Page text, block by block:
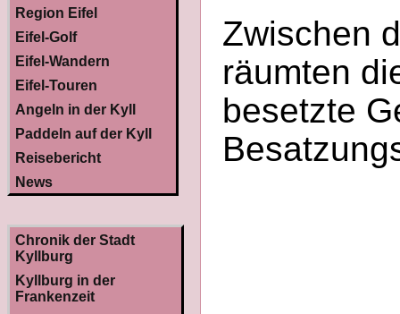
Region Eifel
Eifel-Golf
Eifel-Wandern
Eifel-Touren
Angeln in der Kyll
Paddeln auf der Kyll
Reisebericht
News
Chronik der Stadt
Kyllburg
Kyllburg in der
Frankenzeit
Zwischen
räumten
besetzte